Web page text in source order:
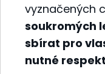
vyznačených
soukromých
sbírat pro
nutné